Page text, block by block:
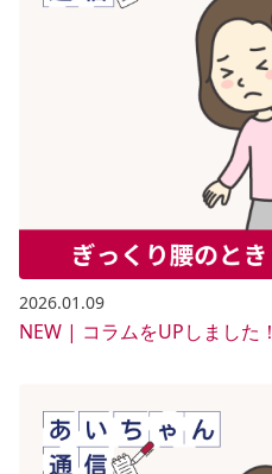
2026.01.09
NEW | コラムをUPしました！